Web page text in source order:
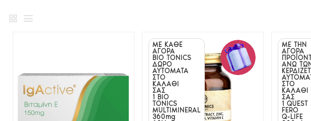
ΜΕ ΚΑΘΕ
ΑΓΟΡΑ
BIO TONICS
ΔΩΡΟ
ΑΥΤΟΜΑΤΑ
ΣΤΟ
ΚΑΛΑΘΙ
ΣΑΣ
1 BIO
TONICS
MULTIMINERAL
360mg
ΜΕ ΤΗΝ
ΑΓΟΡΑ
ΑΝΩ
ΣΤΟ
ΚΑΛΑΘΙ
ΣΑΣ
1 QUEST
FERO
Q-LIFE